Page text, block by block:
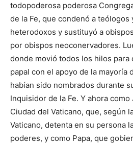
todopoderosa poderosa
de la Fe, que condenó a teólogos
heterodoxos y sustituyó a
por obispos neoconervadores.
donde movió todos los hilos
papal con el apoyo de la mayoría
habían sido nombrados durante
Inquisidor de la Fe. Y ahora
Ciudad del Vaticano, que, según
Vaticano, detenta en su persona
poderes, y como Papa, que